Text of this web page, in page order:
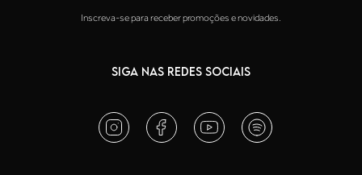
Inscreva-se para receber promoções e novidades.
SIGA NAS REDES SOCIAIS